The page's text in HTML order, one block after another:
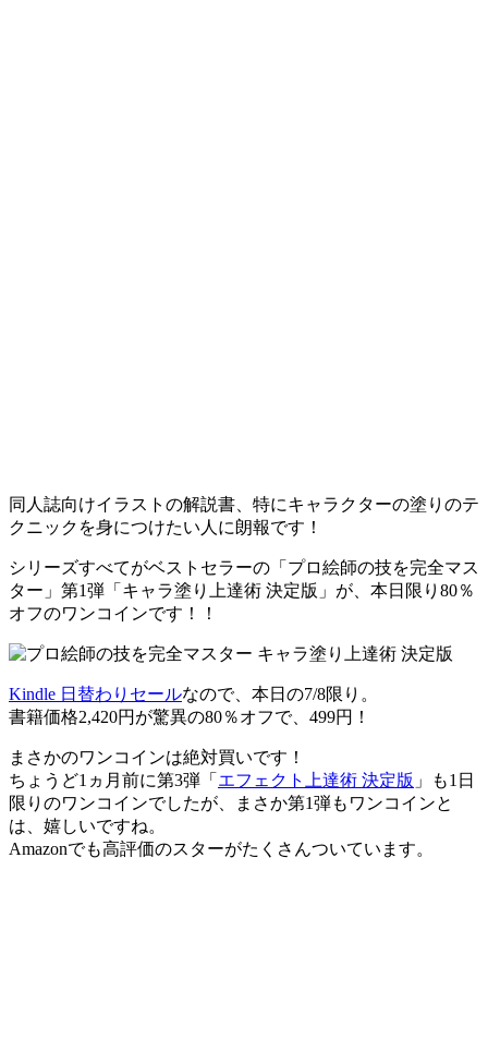
同人誌向けイラストの解説書、特にキャラクターの塗りのテ
クニックを身につけたい人に朗報です！
シリーズすべてがベストセラーの「プロ絵師の技を完全マス
ター」第1弾「キャラ塗り上達術 決定版」が、本日限り80％
オフのワンコインです！！
Kindle 日替わりセールなので、 本日の7/8限り 。
書籍価格2,420円が驚異の80％オフで、499円！
まさかのワンコインは絶対買いです！
ちょうど1ヵ月前に第3弾「 エフェクト上達術 決定版 」も1日
限りのワンコインでしたが、まさか第1弾もワンコインと
は、嬉しいですね。
Amazonでも高評価のスターがたくさんついています。